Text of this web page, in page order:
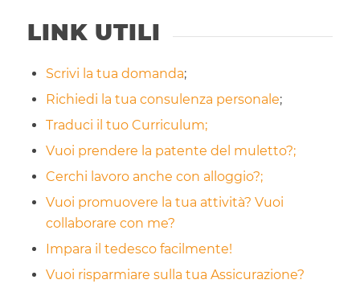
LINK UTILI
Scrivi la tua domanda;
Richiedi la tua consulenza personale;
Traduci il tuo Curriculum;
Vuoi prendere la patente del muletto?;
Cerchi lavoro anche con alloggio?;
Vuoi promuovere la tua attività? Vuoi
collaborare con me?
Impara il tedesco facilmente!
Vuoi risparmiare sulla tua Assicurazione?